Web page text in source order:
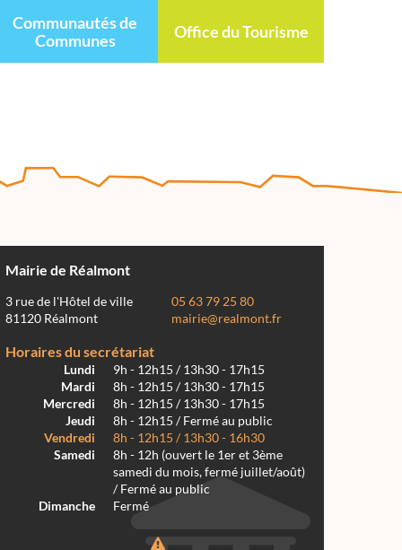
Communautés de
Communes
Office du Tourisme
Mairie de Réalmont
3 rue de l'Hôtel de ville
81120 Réalmont
05 63 79 25 80
mairie@realmont.fr
Horaires du secrétariat
Lundi
9h - 12h15 / 13h30 - 17h15
Mardi
8h - 12h15 / 13h30 - 17h15
Mercredi
8h - 12h15 / 13h30 - 17h15
Jeudi
8h - 12h15 / Fermé au public
Vendredi
8h - 12h15 / 13h30 - 16h30
Samedi
8h - 12h (ouvert le 1er et 3ème
samedi du mois, fermé juillet/août)
/ Fermé au public
Dimanche
Fermé